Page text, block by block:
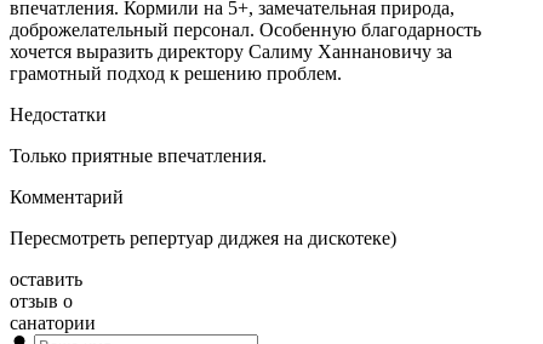
впечатления. Кормили на 5+, замечательная природа,
доброжелательный персонал. Особенную благодарность
хочется выразить директору Салиму Ханнановичу за
грамотный подход к решению проблем.
Недостатки
Только приятные впечатления.
Комментарий
Пересмотреть репертуар диджея на дискотеке)
оставить
отзыв о
санатории